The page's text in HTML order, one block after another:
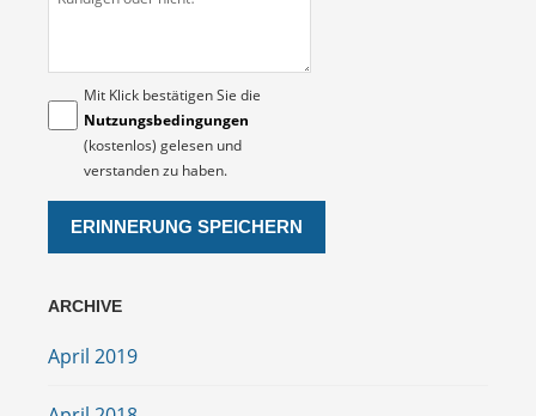
Mit Klick bestätigen Sie die
Nutzungsbedingungen
(kostenlos) gelesen und
verstanden zu haben.
ARCHIVE
April 2019